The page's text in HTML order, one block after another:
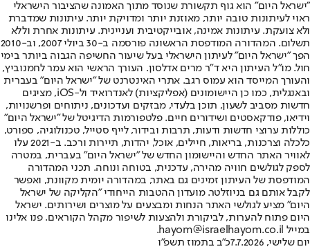
"ישראל היום" הוא גוף תקשורת שנוסד מתוך האמונה שהציבור הישראלי
ראוי לעיתונות טובה יותר, מאוזנת יותר ומדויקת יותר. עיתונות שמדברת
ולא צועקת. עיתונות אמינה, אובייקטיבית ועניינית. עיתונות אחרת וללא
תשלום. המהדורה המודפסת הראשונה פורסמה ב-30 ביולי 2007, וב-2010
הפך "ישראל היום" לעיתון הישראלי בעל שיעור החשיפה הגבוה ביותר בימי
חול. מו"ל העיתון היא ד"ר מרים אדלסון. העורך הראשי הוא עמר לחמנוביץ,
והעורך המייסד הוא עמוס רגב. אתרי האינטרנט של "ישראל היום" בעברית
ובאנגלית, כמו כן היישומונים (אפליקציות) לאנדרואיד ול-iOS, מציגים
חדשות מסביב לשעון, תוכן בלעדי, מבזקים ועדכונים, ניתוחים ופרשנויות,
וידיאו, פודקאסטים ושידורים חיים. פלטפורמות הדיגיטל של "ישראל היום"
כוללות ערוצי חדשות ודעות, תרבות ובידור, לייף סטייל, טכנולוגיה, ספורט,
כלכלה וצרכנות, בריאות, חיילים, אוכל, יהדות, תיירות ורכב. ב-2021 עלו
לאוויר האתר החדש והיישומון החדש של "ישראל היום" בעברית, במטרה
לספק לגולשים חוויה מהירה, עדכנית, בטוחה ונוחה. תכני המהדורה
המודפסת של העיתון זמינים גם באתר, במהדורה יומית מקוונת, ואפשר
לקבל אותם גם בניוזלטר. מועדון ההטבות הייחודי "הקליקה של ישראל
היום" מציע לגולשי האתר הנחות ומבצעים על מוצרים ושירותים. ישראל
היום פתוח להערות, לביקורת ולהצעות לשיפור מקהל הקוראים. פנו אלינו
במייל hayom@israelhayom.co.il.
יום שלישי, 7.7.2026
כ"ב בתמוז תשפ"ו